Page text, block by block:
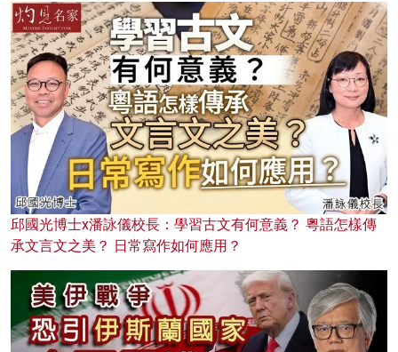
邱國光博士x潘詠儀校長：學習古文有何意義？ 粵語怎樣傳
承文言文之美？ 日常寫作如何應用？